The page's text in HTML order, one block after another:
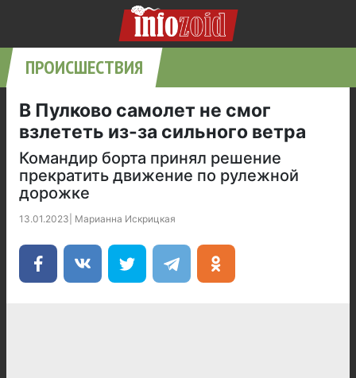
ПРОИСШЕСТВИЯ
В Пулково самолет не смог
взлететь из-за сильного ветра
Командир борта принял решение
прекратить движение по рулежной
дорожке
13.01.2023 Марианна Искрицкая